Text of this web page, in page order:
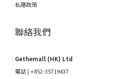
私隱政策
聯絡我們
Gethemall (HK) Ltd
電話 | +852-35719437